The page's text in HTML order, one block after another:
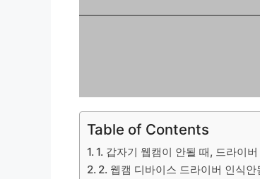
Table of Contents
1. 갑자기 웹캠이 안될 때, 드라이
2. 웹캠 디바이스 드라이버 인식